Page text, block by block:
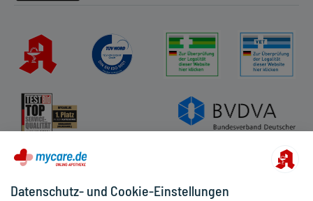
Datenschutz- und Cookie-Einstellungen